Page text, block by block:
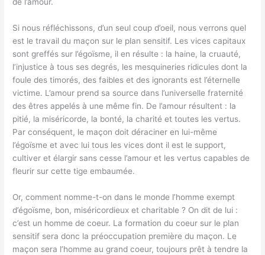
de l’amour.
Si nous réfléchissons, d’un seul coup d’oeil, nous verrons quel
est le travail du maçon sur le plan sensitif. Les vices capitaux
sont greffés sur l’égoïsme, il en résulte : la haine, la cruauté,
l’injustice à tous ses degrés, les mesquineries ridicules dont la
foule des timorés, des faibles et des ignorants est l’éternelle
victime. L’amour prend sa source dans l’universelle fraternité
des êtres appelés à une même fin. De l’amour résultent : la
pitié, la miséricorde, la bonté, la charité et toutes les vertus.
Par conséquent, le maçon doit déraciner en lui-même
l’égoïsme et avec lui tous les vices dont il est le support,
cultiver et élargir sans cesse l’amour et les vertus capables de
fleurir sur cette tige embaumée.
Or, comment nomme-t-on dans le monde l’homme exempt
d’égoïsme, bon, miséricordieux et charitable ? On dit de lui :
c’est un homme de coeur. La formation du coeur sur le plan
sensitif sera donc la préoccupation première du maçon. Le
maçon sera l’homme au grand coeur, toujours prêt à tendre la